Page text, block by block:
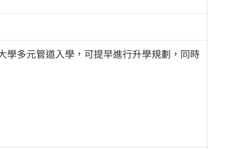
多元管道入學，可提早進行升學規劃，同時